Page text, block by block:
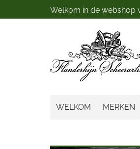
Welkom in de webshop
WELKOM MERKEN